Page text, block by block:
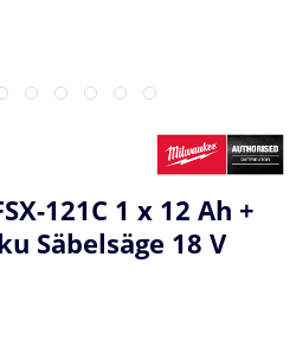
121C 1 x 12 Ah +
Säbelsäge 18 V